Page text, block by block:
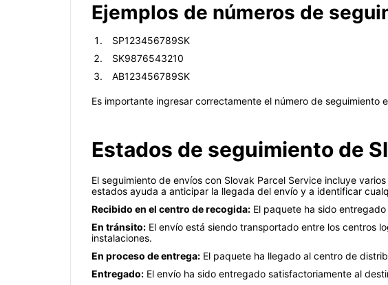
Ejemplos de números de
SP123456789SK
SK9876543210
AB123456789SK
Es importante ingresar correctamente el número de
Estados de seguimiento de
El seguimiento de envíos con Slovak Parcel Service incluye
estados ayuda a anticipar la llegada del envío y a identificar
Recibido en el centro de recogida: El paquete ha sido
En tránsito: El envío está siendo transportado entre los centros
instalaciones.
En proceso de entrega: El paquete ha llegado al centro de
Entregado: El envío ha sido entregado satisfactoriamente al